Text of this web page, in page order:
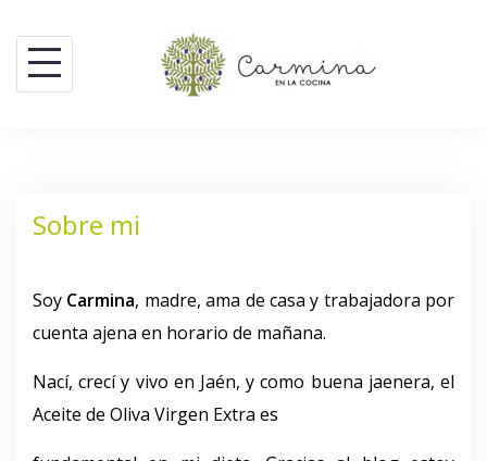
contenido
Sobre mi
Soy Carmina, madre, ama de casa y trabajadora por
cuenta ajena en horario de mañana.
Nací, crecí y vivo en Jaén, y como buena jaenera, el
Aceite de Oliva Virgen Extra es